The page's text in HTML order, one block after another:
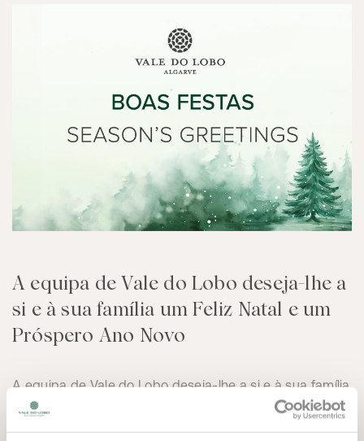
A equipa de Vale do Lobo deseja-lhe a
si e à sua família um Feliz Natal e um
Próspero Ano Novo
A equipa de Vale do Lobo deseja-lhe a si e à sua família
Feliz Natal e um Próspero Ano Novo